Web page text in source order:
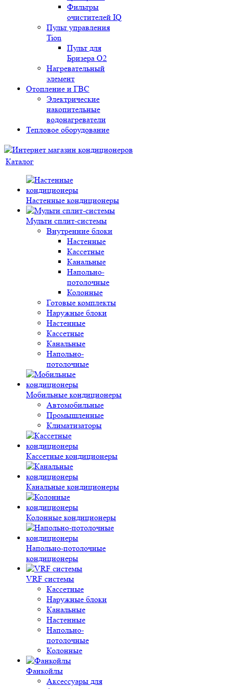
Фильтры
очистителей IQ
Пульт управления
Tion
Пульт для
Бризера O2
Нагревательный
элемент
Отопление и ГВС
Электрические
накопительные
водонагреватели
Тепловое оборудование
Каталог
Настенные кондиционеры
Мульти сплит-системы
Внутренние блоки
Настенные
Кассетные
Канальные
Напольно-
потолочные
Колонные
Готовые комплекты
Наружные блоки
Настенные
Кассетные
Канальные
Напольно-
потолочные
Мобильные кондиционеры
Автомобильные
Промышленные
Климатизаторы
Кассетные кондиционеры
Канальные кондиционеры
Колонные кондиционеры
Напольно-потолочные
кондиционеры
VRF системы
Кассетные
Наружные блоки
Канальные
Настенные
Напольно-
потолочные
Колонные
Фанкойлы
Аксессуары для